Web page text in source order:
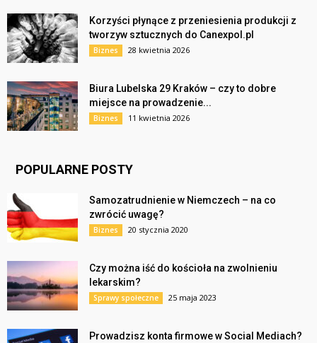
Korzyści płynące z przeniesienia produkcji z
tworzyw sztucznych do Canexpol.pl
Biznes 28 kwietnia 2026
Biura Lubelska 29 Kraków – czy to dobre
miejsce na prowadzenie...
Biznes 11 kwietnia 2026
POPULARNE POSTY
Samozatrudnienie w Niemczech – na co
zwrócić uwagę?
Biznes 20 stycznia 2020
Czy można iść do kościoła na zwolnieniu
lekarskim?
Sprawy społeczne 25 maja 2023
Prowadzisz konta firmowe w Social Mediach?